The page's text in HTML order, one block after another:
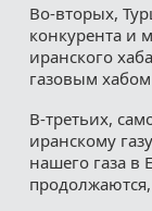
Во-вторых,
конкурента и
иранского
газовым
В-третьих,
иранскому
нашего газа в